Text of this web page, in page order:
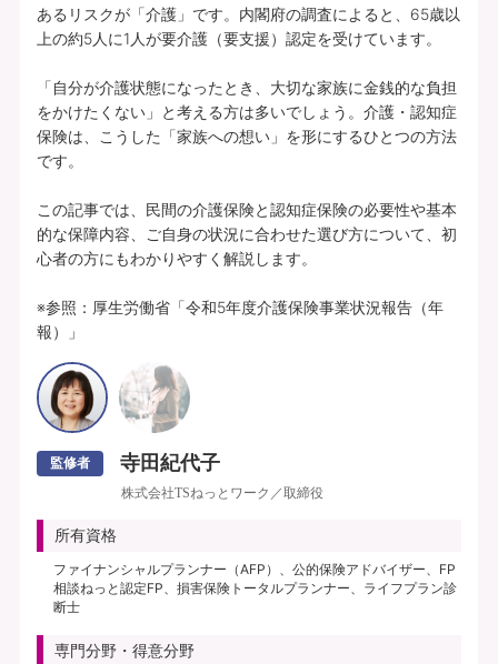
あるリスクが「介護」です。内閣府の調査によると、65歳以
上の約5人に1人が要介護（要支援）認定を受けています。
「自分が介護状態になったとき、大切な家族に金銭的な負担
をかけたくない」と考える方は多いでしょう。介護・認知症
保険は、こうした「家族への想い」を形にするひとつの方法
です。
この記事では、民間の介護保険と認知症保険の必要性や基本
的な保障内容、ご自身の状況に合わせた選び方について、初
心者の方にもわかりやすく解説します。
※参照：厚生労働省「令和5年度介護保険事業状況報告（年
報）」
監修者 寺田紀代子
株式会社TSねっとワーク／取締役
所有資格
ファイナンシャルプランナー（AFP）、公的保険アドバイザー、FP
相談ねっと認定FP、損害保険トータルプランナー、ライフプラン診
断士
専門分野・得意分野